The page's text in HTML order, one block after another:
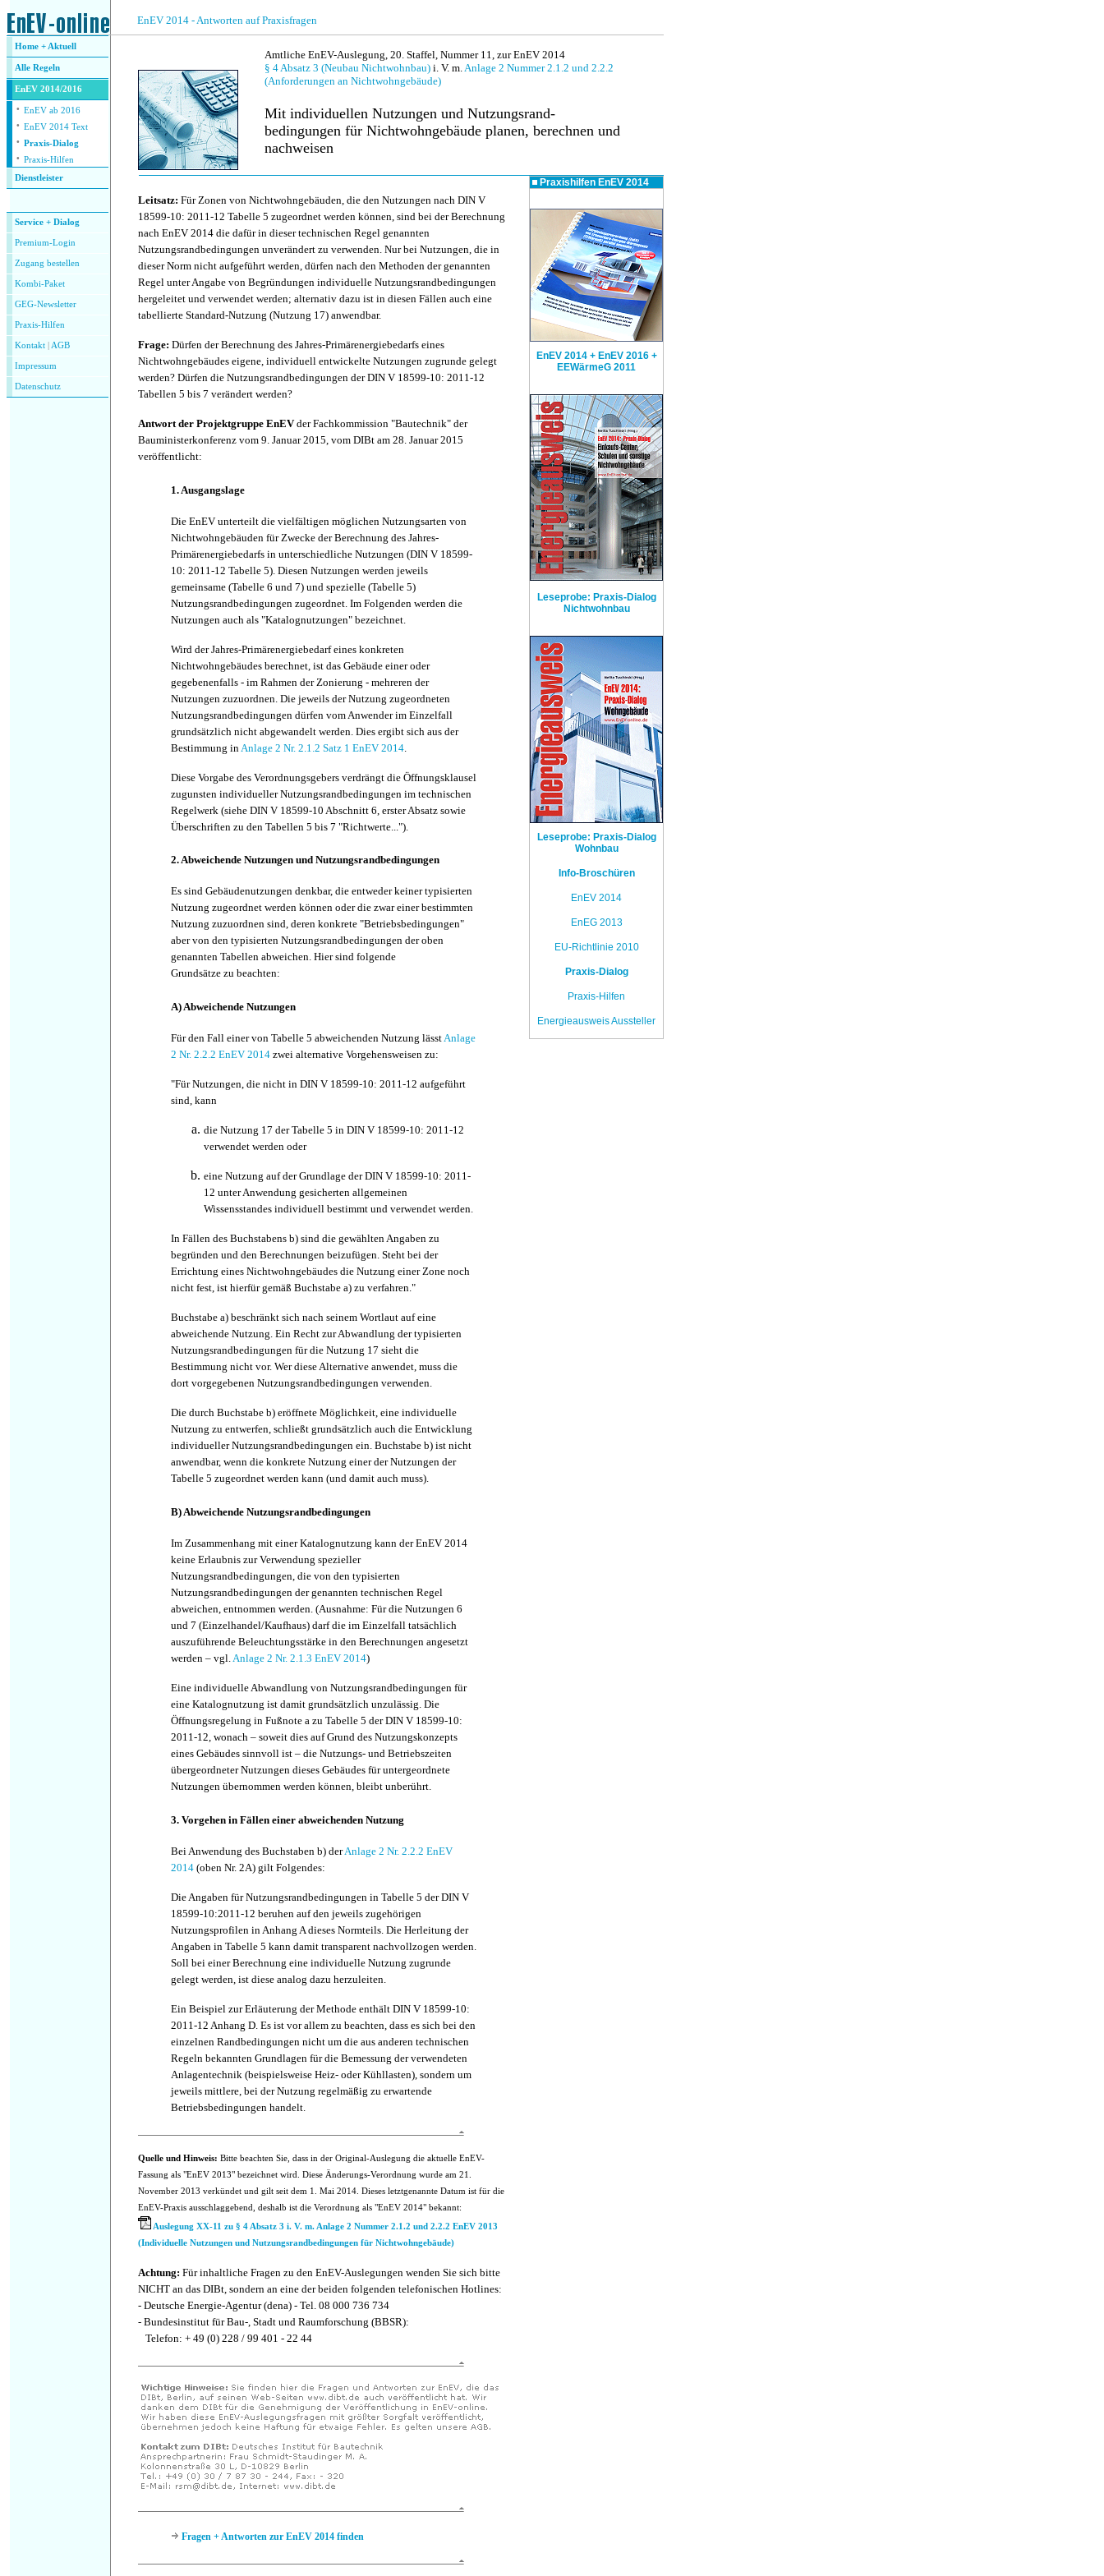
EnEV 2014 - Antworten auf Praxisfragen
Home + Aktuell
Alle Regeln
EnEV 2014/2016
· EnEV ab 2016
· EnEV 2014 Text
· Praxis-Dialog
· Praxis-Hilfen
Dienstleister
Service + Dialog
Premium-Login
Zugang bestellen
Kombi-Paket
GEG-Newsletter
Praxis-Hilfen
Kontakt AGB
Impressum
Datenschutz
Amtliche EnEV-Auslegung, 20. Staffel, Nummer 11, zur EnEV 2014
§ 4 Absatz 3 (Neubau Nichtwohnbau) i. V. m.Anlage 2 Nummer 2.1.2 und 2.2.2
(Anforderungen an Nichtwohngebäude)
Mit individuellen Nutzungen und Nutzungsrand-
bedingungen für Nichtwohngebäude planen, berechnen und
nachweisen
Leitsatz: Für Zonen von Nichtwohngebäuden, die den Nutzungen nach DIN V
18599-10: 2011-12 Tabelle 5 zugeordnet werden können, sind bei der Berechnung
nach EnEV 2014 die dafür in dieser technischen Regel genannten
Nutzungsrandbedingungen unverändert zu verwenden. Nur bei Nutzungen, die in
dieser Norm nicht aufgeführt werden, dürfen nach den Methoden der genannten
Regel unter Angabe von Begründungen individuelle Nutzungsrandbedingungen
hergeleitet und verwendet werden; alternativ dazu ist in diesen Fällen auch eine
tabellierte Standard-Nutzung (Nutzung 17) anwendbar.
Frage: Dürfen der Berechnung des Jahres-Primärenergiebedarfs eines
Nichtwohngebäudes eigene, individuell entwickelte Nutzungen zugrunde gelegt
werden? Dürfen die Nutzungsrandbedingungen der DIN V 18599-10: 2011-12
Tabellen 5 bis 7 verändert werden?
Antwort der Projektgruppe EnEVder Fachkommission "Bautechnik" der
Bauministerkonferenz vom 9. Januar 2015, vom DIBt am 28. Januar 2015
veröffentlicht:
1. Ausgangslage
Die EnEV unterteilt die vielfältigen möglichen Nutzungsarten von
Nichtwohngebäuden für Zwecke der Berechnung des Jahres-
Primärenergiebedarfs in unterschiedliche Nutzungen (DIN V 18599-
10: 2011-12 Tabelle 5). Diesen Nutzungen werden jeweils
gemeinsame (Tabelle 6 und 7) und spezielle (Tabelle 5)
Nutzungsrandbedingungen zugeordnet. Im Folgenden werden die
Nutzungen auch als "Katalognutzungen" bezeichnet.
Wird der Jahres-Primärenergiebedarf eines konkreten
Nichtwohngebäudes berechnet, ist das Gebäude einer oder
gegebenenfalls - im Rahmen der Zonierung - mehreren der
Nutzungen zuzuordnen. Die jeweils der Nutzung zugeordneten
Nutzungsrandbedingungen dürfen vom Anwender im Einzelfall
grundsätzlich nicht abgewandelt werden. Dies ergibt sich aus der
Bestimmung in Anlage 2 Nr. 2.1.2 Satz 1 EnEV 2014
Diese Vorgabe des Verordnungsgebers verdrängt die Öffnungsklausel
zugunsten individueller Nutzungsrandbedingungen im technischen
Regelwerk (siehe DIN V 18599-10 Abschnitt 6, erster Absatz sowie
Überschriften zu den Tabellen 5 bis 7 "Richtwerte...").
2. Abweichende Nutzungen und Nutzungsrandbedingungen
Es sind Gebäudenutzungen denkbar, die entweder keiner typisierten
Nutzung zugeordnet werden können oder die zwar einer bestimmten
Nutzung zuzuordnen sind, deren konkrete "Betriebsbedingungen"
aber von den typisierten Nutzungsrandbedingungen der oben
genannten Tabellen abweichen. Hier sind folgende
Grundsätze zu beachten:
A) Abweichende Nutzungen
Für den Fall einer von Tabelle 5 abweichenden Nutzung lässtAnlage
2 Nr. 2.2.2 EnEV 2014 zwei alternative Vorgehensweisen zu:
"Für Nutzungen, die nicht in DIN V 18599-10: 2011-12 aufgeführt
sind, kann
die Nutzung 17 der Tabelle 5 in DIN V 18599-10: 2011-12
verwendet werden oder
eine Nutzung auf der Grundlage der DIN V 18599-10: 2011-
12 unter Anwendung gesicherten allgemeinen
Wissensstandes individuell bestimmt und verwendet werden.
In Fällen des Buchstabens b) sind die gewählten Angaben zu
begründen und den Berechnungen beizufügen. Steht bei der
Errichtung eines Nichtwohngebäudes die Nutzung einer Zone noch
nicht fest, ist hierfür gemäß Buchstabe a) zu verfahren."
Buchstabe a) beschränkt sich nach seinem Wortlaut auf eine
abweichende Nutzung. Ein Recht zur Abwandlung der typisierten
Nutzungsrandbedingungen für die Nutzung 17 sieht die
Bestimmung nicht vor. Wer diese Alternative anwendet, muss die
dort vorgegebenen Nutzungsrandbedingungen verwenden.
Die durch Buchstabe b) eröffnete Möglichkeit, eine individuelle
Nutzung zu entwerfen, schließt grundsätzlich auch die Entwicklung
individueller Nutzungsrandbedingungen ein. Buchstabe b) ist nicht
anwendbar, wenn die konkrete Nutzung einer der Nutzungen der
Tabelle 5 zugeordnet werden kann (und damit auch muss).
B) Abweichende Nutzungsrandbedingungen
Im Zusammenhang mit einer Katalognutzung kann der EnEV 2014
keine Erlaubnis zur Verwendung spezieller
Nutzungsrandbedingungen, die von den typisierten
Nutzungsrandbedingungen der genannten technischen Regel
abweichen, entnommen werden. (Ausnahme: Für die Nutzungen 6
und 7 (Einzelhandel/Kaufhaus) darf die im Einzelfall tatsächlich
auszuführende Beleuchtungsstärke in den Berechnungen angesetzt
werden – vgl. Anlage 2 Nr. 2.1.3 EnEV 2014)
Eine individuelle Abwandlung von Nutzungsrandbedingungen für
eine Katalognutzung ist damit grundsätzlich unzulässig. Die
Öffnungsregelung in Fußnote a zu Tabelle 5 der DIN V 18599-10:
2011-12, wonach – soweit dies auf Grund des Nutzungskonzepts
eines Gebäudes sinnvoll ist – die Nutzungs- und Betriebszeiten
übergeordneter Nutzungen dieses Gebäudes für untergeordnete
Nutzungen übernommen werden können, bleibt unberührt.
3. Vorgehen in Fällen einer abweichenden Nutzung
Bei Anwendung des Buchstaben b) derAnlage 2 Nr. 2.2.2 EnEV
2014 (oben Nr. 2A) gilt Folgendes:
Die Angaben für Nutzungsrandbedingungen in Tabelle 5 der DIN V
18599-10:2011-12 beruhen auf den jeweils zugehörigen
Nutzungsprofilen in Anhang A dieses Normteils. Die Herleitung der
Angaben in Tabelle 5 kann damit transparent nachvollzogen werden.
Soll bei einer Berechnung eine individuelle Nutzung zugrunde
gelegt werden, ist diese analog dazu herzuleiten.
Ein Beispiel zur Erläuterung der Methode enthält DIN V 18599-10:
2011-12 Anhang D. Es ist vor allem zu beachten, dass es sich bei den
einzelnen Randbedingungen nicht um die aus anderen technischen
Regeln bekannten Grundlagen für die Bemessung der verwendeten
Anlagentechnik (beispielsweise Heiz- oder Kühllasten), sondern um
jeweils mittlere, bei der Nutzung regelmäßig zu erwartende
Betriebsbedingungen handelt.
Quelle und Hinweis: Bitte beachten Sie, dass in der Original-Auslegung die aktuelle EnEV-
Fassung als "EnEV 2013" bezeichnet wird. Diese Änderungs-Verordnung wurde am 21.
November 2013 verkündet und gilt seit dem 1. Mai 2014. Dieses letztgenannte Datum ist für die
EnEV-Praxis ausschlaggebend, deshalb ist die Verordnung als "EnEV 2014" bekannt:
Auslegung XX-11 zu § 4 Absatz 3 i. V. m. Anlage 2 Nummer 2.1.2 und 2.2.2 EnEV 2013
(Individuelle Nutzungen und Nutzungsrandbedingungen für Nichtwohngebäude)
Achtung: Für inhaltliche Fragen zu den EnEV-Auslegungen wenden Sie sich bitte
NICHT an das DIBt, sondern an eine der beiden folgenden telefonischen Hotlines:
- Deutsche Energie-Agentur (dena) - Tel. 08 000 736 734
- Bundesinstitut für Bau-, Stadt und Raumforschung (BBSR):
Telefon: + 49 (0) 228 / 99 401 - 22 44
Fragen + Antworten zur EnEV 2014 finden
Praxishilfen EnEV 2014
EnEV 2014 + EnEV 2016 +
EEWärmeG 2011
Leseprobe: Praxis-Dialog
Nichtwohnbau
Leseprobe: Praxis-Dialog
Wohnbau
Info-Broschüren
EnEV 2014
EnEG 2013
EU-Richtlinie 2010
Praxis-Dialog
Praxis-Hilfen
Energieausweis Aussteller